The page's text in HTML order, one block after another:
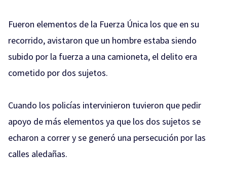
Fueron elementos de la Fuerza Única los que en su
recorrido, avistaron que un hombre estaba siendo
subido por la fuerza a una camioneta, el delito era
cometido por dos sujetos.
Cuando los policías intervinieron tuvieron que pedir
apoyo de más elementos ya que los dos sujetos se
echaron a correr y se generó una persecución por las
calles aledañas.